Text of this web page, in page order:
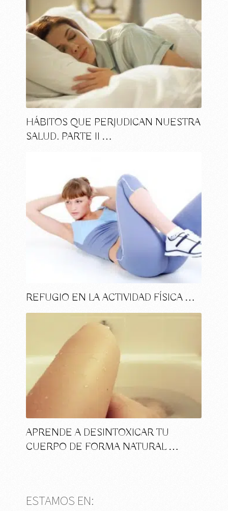
HÁBITOS QUE PERJUDICAN NUESTRA
SALUD. PARTE II …
REFUGIO EN LA ACTIVIDAD FÍSICA …
APRENDE A DESINTOXICAR TU
CUERPO DE FORMA NATURAL …
ESTAMOS EN: